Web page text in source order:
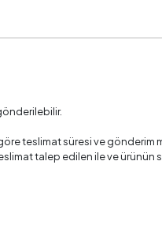
teslimat süresi ve
talep edilen ile ve